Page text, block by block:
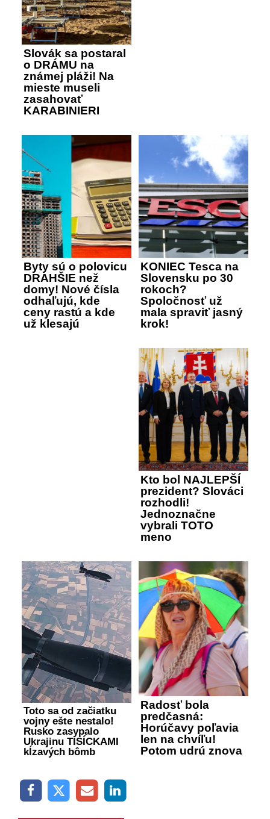
Slovák sa postaral
o DRÁMU na
známej pláži! Na
mieste museli
zasahovať
KARABINIERI
Byty sú o polovicu
DRAHŠIE než
domy! Nové čísla
odhaľujú, kde
ceny rastú a kde
už klesajú
KONIEC Tesca na
Slovensku po 30
rokoch?
Spoločnosť už
mala spraviť jasný
krok!
Kto bol NAJLEPŠÍ
prezident? Slováci
rozhodli!
Jednoznačne
vybrali TOTO
meno
Toto sa od začiatku
vojny ešte nestalo!
Rusko zasypalo
Ukrajinu TISÍCKAMI
kĺzavých bômb
Radosť bola
predčasná:
Horúčavy poľavia
len na chvíľu!
Potom udrú znova